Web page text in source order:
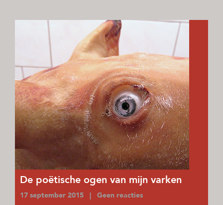
De poëtische ogen van mijn varken
17 september 2015 | Geen reacties